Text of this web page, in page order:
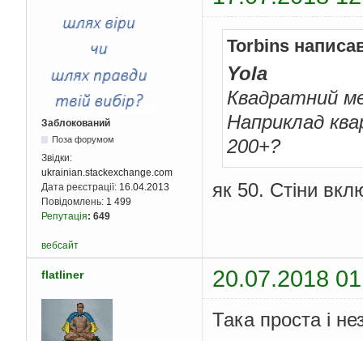
Заблокований
Поза форумом
Звідки:
ukrainian.stackexchange.com
Дата реєстрації: 16.04.2013
Повідомлень: 1 499
Репутація: 649
Torbins
Yola
Квадратний
Наприклад
200+?
як 50. Стіни
вебсайт
flatliner 20.07.2018
Така проста і